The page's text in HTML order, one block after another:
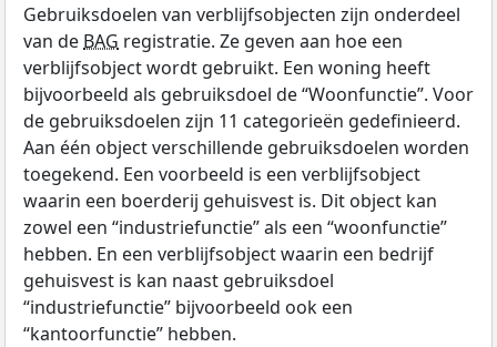
Gebruiksdoelen van verblijfsobjecten zijn onderdeel
van de BAG registratie. Ze geven aan hoe een
verblijfsobject wordt gebruikt. Een woning heeft
bijvoorbeeld als gebruiksdoel de “Woonfunctie”. Voor
de gebruiksdoelen zijn 11 categorieën gedefinieerd.
Aan één object verschillende gebruiksdoelen worden
toegekend. Een voorbeeld is een verblijfsobject
waarin een boerderij gehuisvest is. Dit object kan
zowel een “industriefunctie” als een “woonfunctie”
hebben. En een verblijfsobject waarin een bedrijf
gehuisvest is kan naast gebruiksdoel
“industriefunctie” bijvoorbeeld ook een
“kantoorfunctie” hebben.